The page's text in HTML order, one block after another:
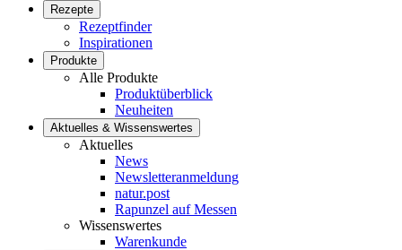
Rezepte
Rezeptfinder
Inspirationen
Produkte
Alle Produkte
Produktüberblick
Neuheiten
Aktuelles & Wissenswertes
Aktuelles
News
Newsletteranmeldung
natur.post
Rapunzel auf Messen
Wissenswertes
Warenkunde